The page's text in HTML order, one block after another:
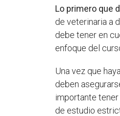
Lo primero que
de veterinaria a
debe tener en
enfoque del
Una vez que
deben
importante tener
de estudio